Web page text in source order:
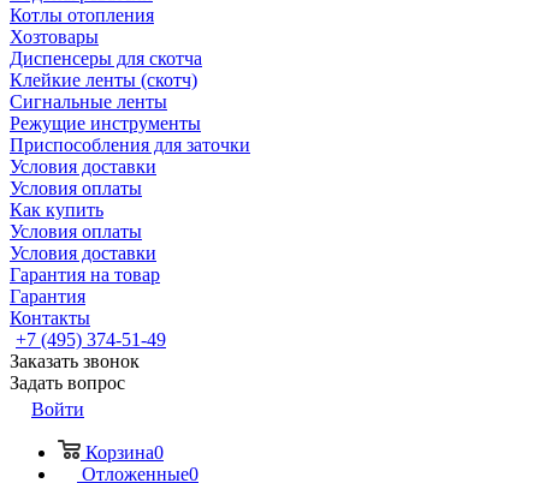
Котлы отопления
Хозтовары
Диспенсеры для скотча
Клейкие ленты (скотч)
Сигнальные ленты
Режущие инструменты
Приспособления для заточки
Условия доставки
Условия оплаты
Как купить
Условия оплаты
Условия доставки
Гарантия на товар
Гарантия
Контакты
+7 (495) 374-51-49
Заказать звонок
Задать вопрос
Войти
Корзина0
Отложенные0